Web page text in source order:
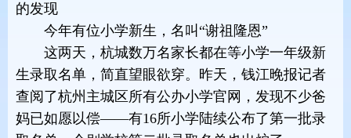
的发现
今年有位小学新生，名叫“谢祖隆恩”
这两天，杭城数万名家长都在等小学一年级新
生录取名单，简直望眼欲穿。昨天，钱江晚报记者
查阅了杭州主城区所有公办小学官网，发现不少爸
妈已如愿以偿——有16所小学陆续公布了第一批录